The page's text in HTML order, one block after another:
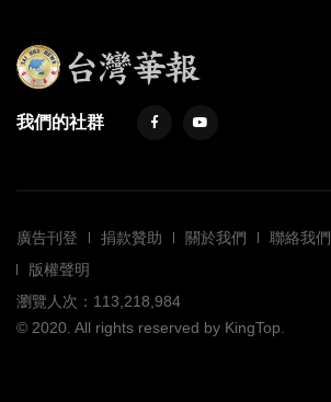
我們的社群
廣告刊登 捐款贊助 關於我們 聯絡我們
版權聲明
瀏覽人次：113,218,984
© 2020. All rights reserved by KingTop.